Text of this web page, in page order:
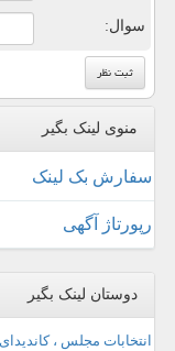
سوال:
منوی لینک بگیر
سفارش بک لینک
رپورتاژ آگهی
دوستان لینک بگیر
انتخابات مجلس ،